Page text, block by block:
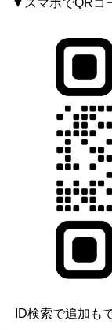
▼スマホでQRコ
ID検索で追加も